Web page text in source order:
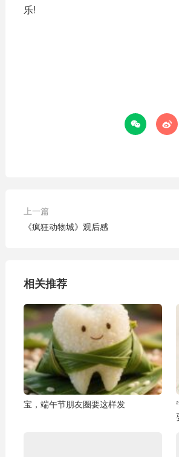
乐!
 
上一篇
《疯狂动物城》观后感
相关推荐
宝，端午节朋友圈要这样发